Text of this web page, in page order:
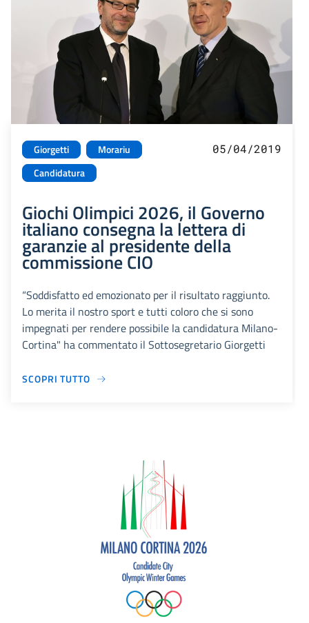
Giorgetti
Morariu
Candidatura
05/04/2019
Giochi Olimpici 2026, il Governo
italiano consegna la lettera di
garanzie al presidente della
commissione CIO
“Soddisfatto ed emozionato per il risultato raggiunto.
Lo merita il nostro sport e tutti coloro che si sono
impegnati per rendere possibile la candidatura Milano-
Cortina" ha commentato il Sottosegretario Giorgetti
SCOPRI TUTTO